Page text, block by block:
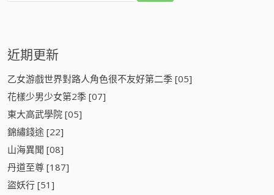
近期更新
乙女游戲世界對路人角色很不友好第二季 [05]
花樣少男少女第2季 [07]
東大高武學院 [05]
錦繡錢途 [22]
山海異聞 [08]
丹道至尊 [187]
盜妖行 [51]